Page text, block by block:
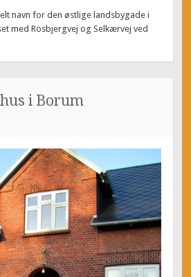
navn for den østlige landsbygade i
med Rosbjergvej og Selkærvej ved
i Borum